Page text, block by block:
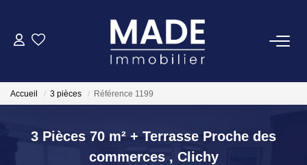
ACHETER
ESTIMER
Accueil 3 pièces Référence 1199
3 Pièces 70 m² + Terrasse Proche des
commerces , Clichy